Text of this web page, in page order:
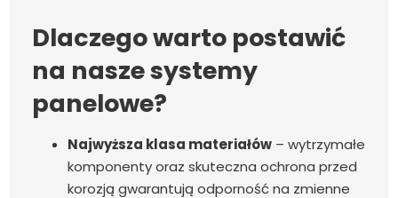
Dlaczego warto postawić
na nasze systemy
panelowe?
Najwyższa klasa materiałów – wytrzymałe
komponenty oraz skuteczna ochrona przed
korozją gwarantują odporność na zmienne